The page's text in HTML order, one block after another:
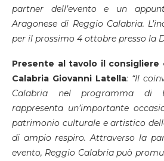
partner dell’evento e un
Aragonese di Reggio Calabria.
per il prossimo 4 ottobre presso la
Presente al tavolo il consigliere
Calabria Giovanni Latella: “Il
Calabria nel programma di
rappresenta un’importante
patrimonio culturale e artistico
di ampio respiro. Attraverso la
evento, Reggio Calabria può